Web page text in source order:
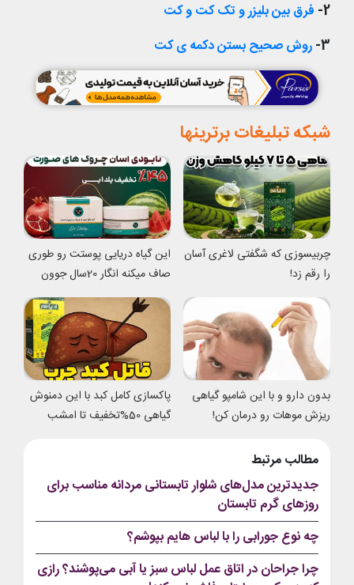
2- فرق بین بلیزر و تک کت و کت
3- روش صحیح بستن دکمه ی کت
شبکه تبلیغات برترینها
چربیسوزی که شگفتی لاغری آسان
را رقم زد!
این گیاه دریایی پوستت رو طوری
صاف میکنه انگار 20سال جوون
شدی
بدون دارو و با این شامپو گیاهی
ریزش موهات رو درمان کن!
پاکسازی کامل کبد با این دمنوش
گیاهی 50%تخفیف تا امشب
مطالب مرتبط
جدیدترین مدل‌های شلوار تابستانی مردانه مناسب برای
روزهای گرم تابستان
چه نوع جورابی را با لباس هایم بپوشم؟
چرا جراحان در اتاق عمل لباس سبز یا آبی می‌پوشند؟ رازی